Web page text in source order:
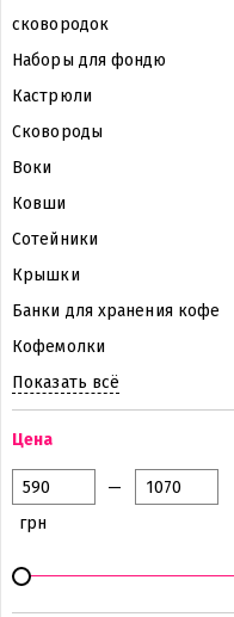
сковородок
Наборы для фондю
Кастрюли
Сковороды
Воки
Ковши
Сотейники
Крышки
Банки для хранения кофе
Кофемолки
Показать всё
Цена
—
грн